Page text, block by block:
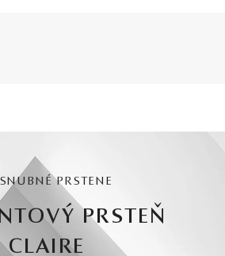
PRSTENE
PRSTEŇ
CLAIRE